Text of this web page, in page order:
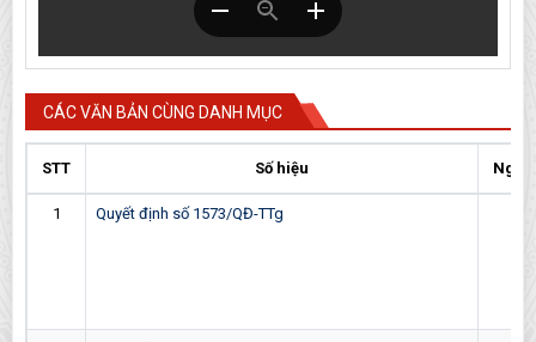
CÁC VĂN BẢN CÙNG DANH MỤC
STT Số hiệu
1 Quyết định số 1573/QĐ-TTg